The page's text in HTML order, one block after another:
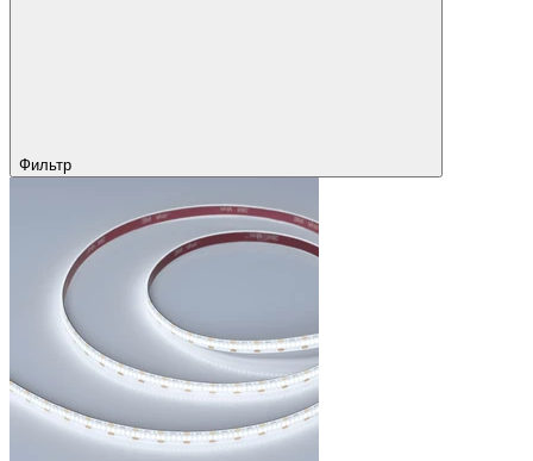
Фильтр